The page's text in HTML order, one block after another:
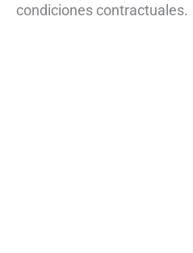
condiciones contractuales.